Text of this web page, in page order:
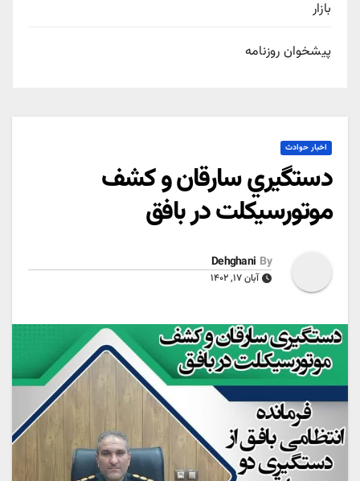
بازار
پیشخوان روزنامه
اخبار حوادث
دستگيري سارقان و کشف
موتورسيکلت در بافق
By
Dehghani
آبان ۱۷, ۱۴۰۲